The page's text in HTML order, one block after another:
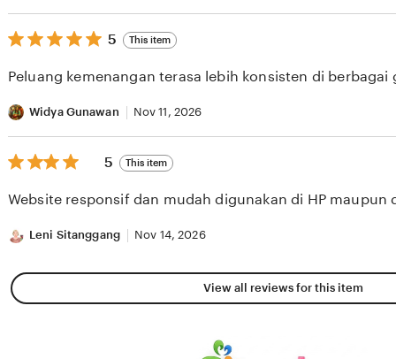
5
out
5
5 This item
Peluang kemenangan terasa lebih konsisten di berbagai
Widya Gunawan Nov 11, 2026
5
out
5
5 This item
Website responsif dan mudah digunakan di HP maupun
Leni Sitanggang Nov 14, 2026
View all reviews for this item